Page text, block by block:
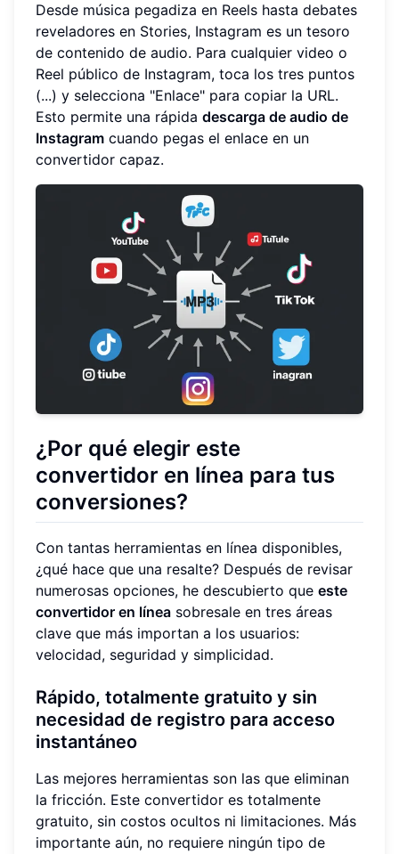
Desde música pegadiza en Reels hasta debates
reveladores en Stories, Instagram es un tesoro
de contenido de audio. Para cualquier video o
Reel público de Instagram, toca los tres puntos
(...) y selecciona "Enlace" para copiar la URL.
Esto permite una rápida descarga de audio de
Instagram cuando pegas el enlace en un
convertidor capaz.
¿Por qué elegir este
convertidor en línea para tus
conversiones?
Con tantas herramientas en línea disponibles,
¿qué hace que una resalte? Después de revisar
numerosas opciones, he descubierto que este
convertidor en línea sobresale en tres áreas
clave que más importan a los usuarios:
velocidad, seguridad y simplicidad.
Rápido, totalmente gratuito y sin
necesidad de registro para acceso
instantáneo
Las mejores herramientas son las que eliminan
la fricción. Este convertidor es totalmente
gratuito, sin costos ocultos ni limitaciones. Más
importante aún, no requiere ningún tipo de